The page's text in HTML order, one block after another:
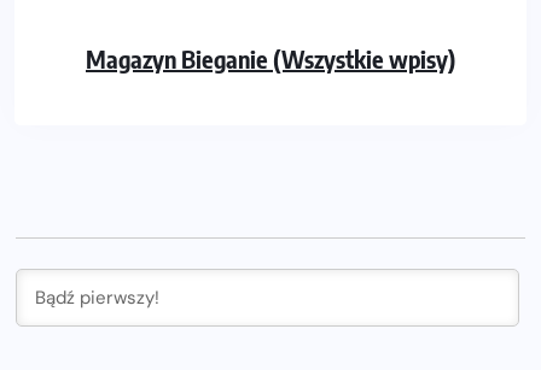
Magazyn Bieganie (Wszystkie wpisy)